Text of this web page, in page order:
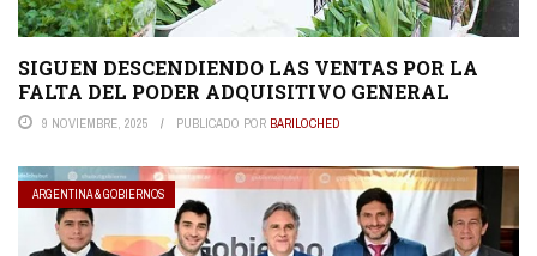
SIGUEN DESCENDIENDO LAS VENTAS POR LA
FALTA DEL PODER ADQUISITIVO GENERAL
9 NOVIEMBRE, 2025 PUBLICADO POR BARILOCHED
ARGENTINA & GOBIERNOS